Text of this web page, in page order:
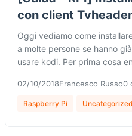
con client
Oggi vediamo come
a molte persone se hanno
usare kodi. Per prima cosa
02/10/2018Francesco Russo0
Raspberry Pi Uncategorized